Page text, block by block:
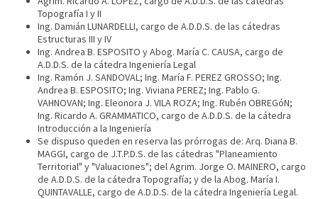
Topografía I y II
Ing. Damián LUNARDELLI, cargo de A.D.D.S. de las cátedras
Estructuras III y IV
Ing. Andrea B. ESPOSITO y Abog. María C. CAUSA, cargo de
A.D.D.S. de la cátedra Ingeniería Legal
Ing. Ramón J. SANDOVAL; Ing. María F. PEREZ GROSSO; Ing.
Andrea B. ESPOSITO; Ing. Viviana PEREZ; Ing. Pablo G.
VAHNOVAN; Ing. Eleonora J. VILA ROZA; Ing. Rubén OBREGóN;
Ing. Ricardo A. GRAMMATICO, cargo de A.D.D.S. de la cátedra
Introducción a la Ingeniería
Se dispuso queden en reserva las prórrogas de: Arq. Diana B.
MAGGI, cargo de J.T.P.D.S. de las cátedras "Planeamiento
Territorial" y "Valuaciones"; del Agrim. Jorge O. MAINERO, cargo
de A.D.D.S. de la cátedra Topografía; y de la Abog. María I.
QUINTAVALLE, cargo de A.D.D.S. de la cátedra Ingeniería Legal.